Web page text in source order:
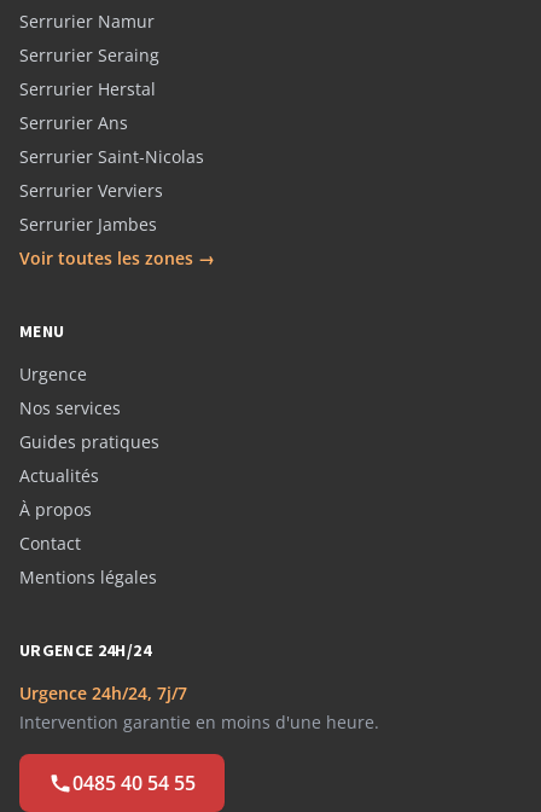
Serrurier Namur
Serrurier Seraing
Serrurier Herstal
Serrurier Ans
Serrurier Saint-Nicolas
Serrurier Verviers
Serrurier Jambes
Voir toutes les zones →
MENU
Urgence
Nos services
Guides pratiques
Actualités
À propos
Contact
Mentions légales
URGENCE 24H/24
Urgence 24h/24, 7j/7
Intervention garantie en moins d'une heure.
0485 40 54 55